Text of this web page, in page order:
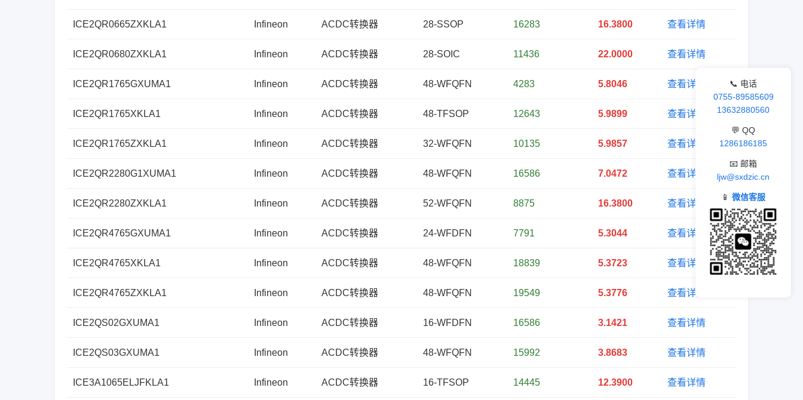
ICE2QR0665ZXKLA1 Infineon ACDC转换器 28-SSOP 16283 16.3800 查看详情
ICE2QR0680ZXKLA1 Infineon ACDC转换器 28-SOIC 11436 22.0000 查看详情
ICE2QR1765GXUMA1 Infineon ACDC转换器 48-WFQFN 4283 5.8046 查看详情
ICE2QR1765XKLA1 Infineon ACDC转换器 48-TFSOP 12643 5.9899 查看详情
ICE2QR1765ZXKLA1 Infineon ACDC转换器 32-WFQFN 10135 5.9857 查看详情
ICE2QR2280G1XUMA1 Infineon ACDC转换器 48-WFQFN 16586 7.0472 查看详情
ICE2QR2280ZXKLA1 Infineon ACDC转换器 52-WFQFN 8875 16.3800 查看详情
ICE2QR4765GXUMA1 Infineon ACDC转换器 24-WFDFN 7791 5.3044 查看详情
ICE2QR4765XKLA1 Infineon ACDC转换器 48-WFQFN 18839 5.3723 查看详情
ICE2QR4765ZXKLA1 Infineon ACDC转换器 48-WFQFN 19549 5.3776 查看详情
ICE2QS02GXUMA1 Infineon ACDC转换器 16-WFDFN 16586 3.1421 查看详情
ICE2QS03GXUMA1 Infineon ACDC转换器 48-WFQFN 15992 3.8683 查看详情
ICE3A1065ELJFKLA1 Infineon ACDC转换器 16-TFSOP 14445 12.3900 查看详情
📞 电话
0755-89585609
13632880560
💬 QQ
1286186185
📧 邮箱
ljw@sxdzic.cn
📱 微信客服